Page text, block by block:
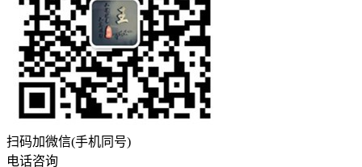
扫码加微信(手机同号)
电话咨询